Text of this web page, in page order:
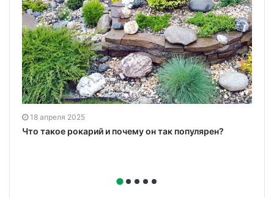
18 апреля 2025
Что такое рокарий и почему он так популярен?